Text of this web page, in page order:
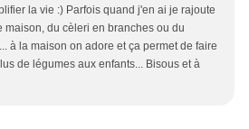
la vie :) Parfois quand j'en ai je rajoute
maison, du cèleri en branches ou du
à la maison on adore et ça permet de faire
de légumes aux enfants... Bisous et à